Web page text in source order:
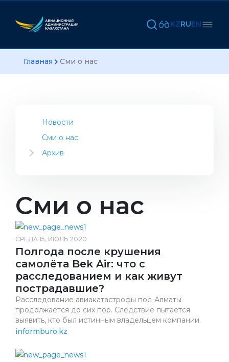
KZRUEN
Главная Сми о нас
Новости
Сми о нас
Архив
2020
2019
Сми о нас
СРЕДА 15, ИЮЛЬ 2020
Полгода после крушения
самолёта Bek Air: что с
расследованием и как живут
пострадавшие?
Расследование авиакатастрофы под Алматы
продолжается до сих пор. Следствие пытается
выявить, кто был истинным владельцем компании.
informburo.kz